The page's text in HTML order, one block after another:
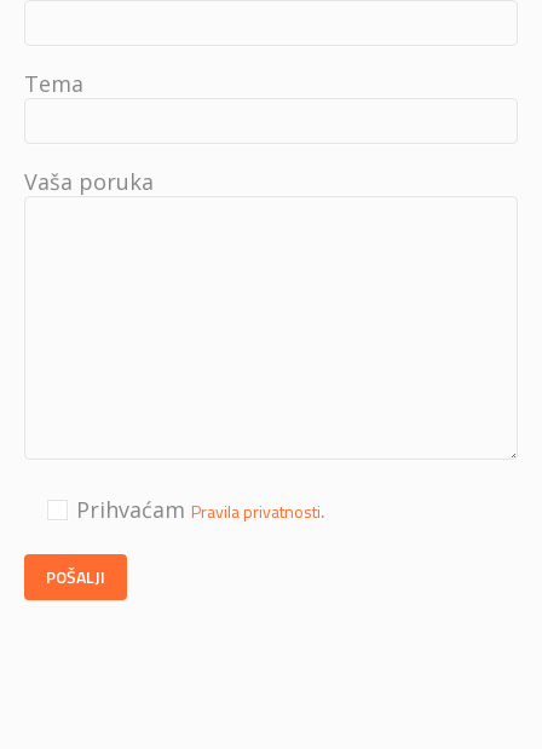
Tema
Vaša poruka
Prihvaćam Pravila privatnosti.